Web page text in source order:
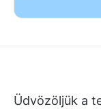
Üdvözöljük a